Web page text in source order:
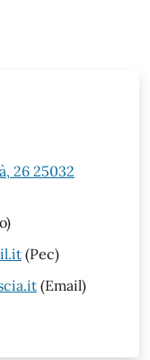
26 25032
(Pec)
(Email)